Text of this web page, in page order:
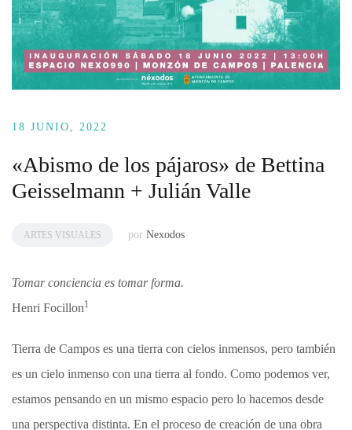
18 JUNIO, 2022
«Abismo de los pájaros» de Bettina
Geisselmann + Julián Valle
ARTES VISUALES por Nexodos
Tomar conciencia es tomar forma.
Henri Focillon1
Tierra de Campos es una tierra con cielos inmensos, pero también
es un cielo inmenso con una tierra al fondo. Como podemos ver,
estamos pensando en un mismo espacio pero lo hacemos desde
una perspectiva distinta. En el proceso de creación de una obra